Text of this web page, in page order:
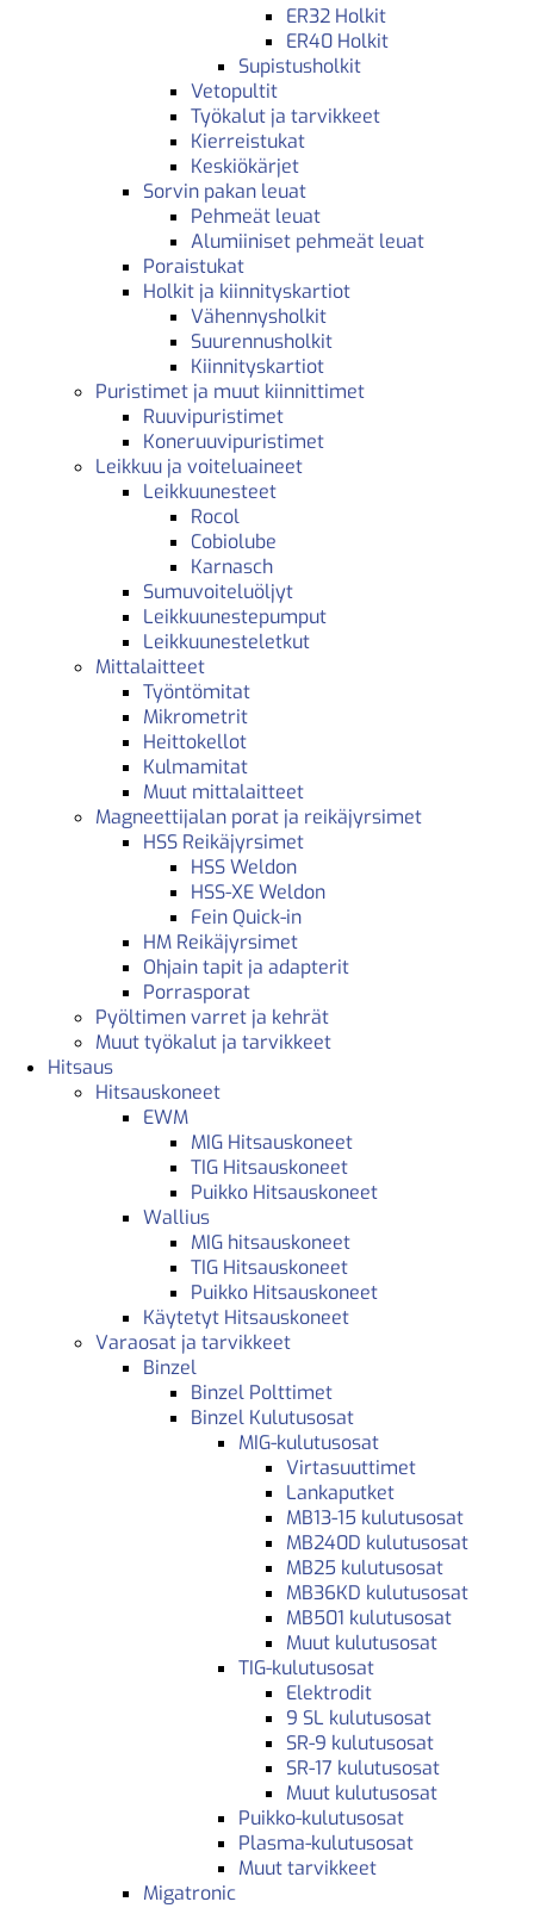
ER32 Holkit
ER40 Holkit
Supistusholkit
Vetopultit
Työkalut ja tarvikkeet
Kierreistukat
Keskiökärjet
Sorvin pakan leuat
Pehmeät leuat
Alumiiniset pehmeät leuat
Poraistukat
Holkit ja kiinnityskartiot
Vähennysholkit
Suurennusholkit
Kiinnityskartiot
Puristimet ja muut kiinnittimet
Ruuvipuristimet
Koneruuvipuristimet
Leikkuu ja voiteluaineet
Leikkuunesteet
Rocol
Cobiolube
Karnasch
Sumuvoiteluöljyt
Leikkuunestepumput
Leikkuunesteletkut
Mittalaitteet
Työntömitat
Mikrometrit
Heittokellot
Kulmamitat
Muut mittalaitteet
Magneettijalan porat ja reikäjyrsimet
HSS Reikäjyrsimet
HSS Weldon
HSS-XE Weldon
Fein Quick-in
HM Reikäjyrsimet
Ohjain tapit ja adapterit
Porrasporat
Pyöltimen varret ja kehrät
Muut työkalut ja tarvikkeet
Hitsaus
Hitsauskoneet
EWM
MIG Hitsauskoneet
TIG Hitsauskoneet
Puikko Hitsauskoneet
Wallius
MIG hitsauskoneet
TIG Hitsauskoneet
Puikko Hitsauskoneet
Käytetyt Hitsauskoneet
Varaosat ja tarvikkeet
Binzel
Binzel Polttimet
Binzel Kulutusosat
MIG-kulutusosat
Virtasuuttimet
Lankaputket
MB13-15 kulutusosat
MB240D kulutusosat
MB25 kulutusosat
MB36KD kulutusosat
MB501 kulutusosat
Muut kulutusosat
TIG-kulutusosat
Elektrodit
9 SL kulutusosat
SR-9 kulutusosat
SR-17 kulutusosat
Muut kulutusosat
Puikko-kulutusosat
Plasma-kulutusosat
Muut tarvikkeet
Migatronic